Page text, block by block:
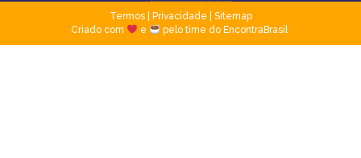
Termos| Privacidade
Sitemap
Criado com
e pelo time do EncontraBrasil